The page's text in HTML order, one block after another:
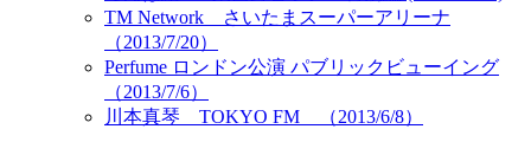
TM Network さいたまスーパーアリーナ
（2013/7/20）
Perfume ロンドン公演 パブリックビューイング
（2013/7/6）
川本真琴 TOKYO FM （2013/6/8）